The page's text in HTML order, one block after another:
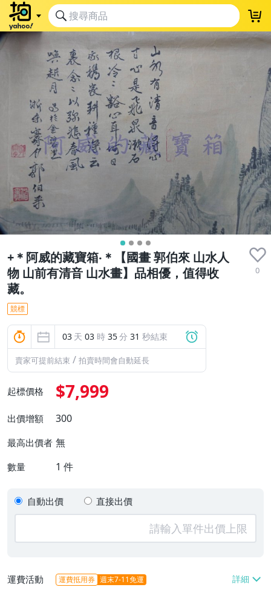
+＊阿威的藏寶箱‧＊【國畫 郭伯來 山水人
物 山前有清音 山水畫】品相優，值得收
藏。
0
競標
03 天 03 時 35分 29 秒結束
賣家可提前結束 / 拍賣時間會自動延長
起標價格 $7,999
出價增額 300
最高出價者 無
數量 1 件
自動出價 直接出價
運費活動 運費抵用券 週末7-11免運